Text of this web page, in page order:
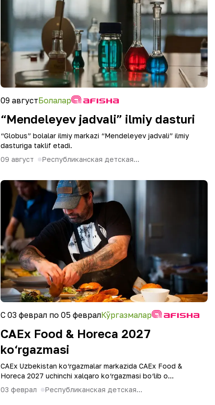
09 августБолалар
“Mendeleyev jadvali” ilmiy dasturi
“Globus” bolalar ilmiy markazi “Mendeleyev jadvali” ilmiy
dasturiga taklif etadi.
09 август
Республиканская детская...
С 03 феврал по 05 февралКўргазмалар
CAEx Food & Horeca 2027
ko‘rgazmasi
CAEx Uzbekistan ko‘rgazmalar markazida CAEx Food &
Horeca 2027 uchinchi xalqaro ko‘rgazmasi bo‘lib o...
03 феврал
Республиканская детская...